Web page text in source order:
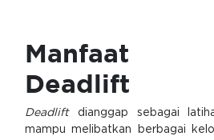
Manfaat
Deadlift
Deadliftdianggap sebagai
mampu melibatkan berbagai